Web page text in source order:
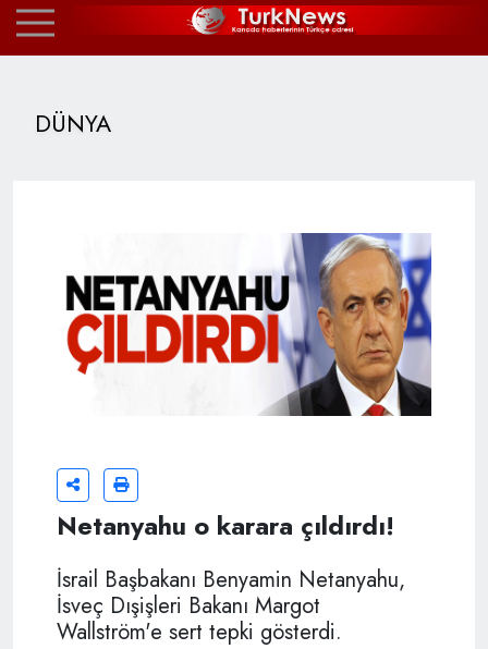
DÜNYA
Netanyahu o karara çıldırdı!
İsrail Başbakanı Benyamin Netanyahu,
İsveç Dışişleri Bakanı Margot
Wallström'e sert tepki gösterdi.